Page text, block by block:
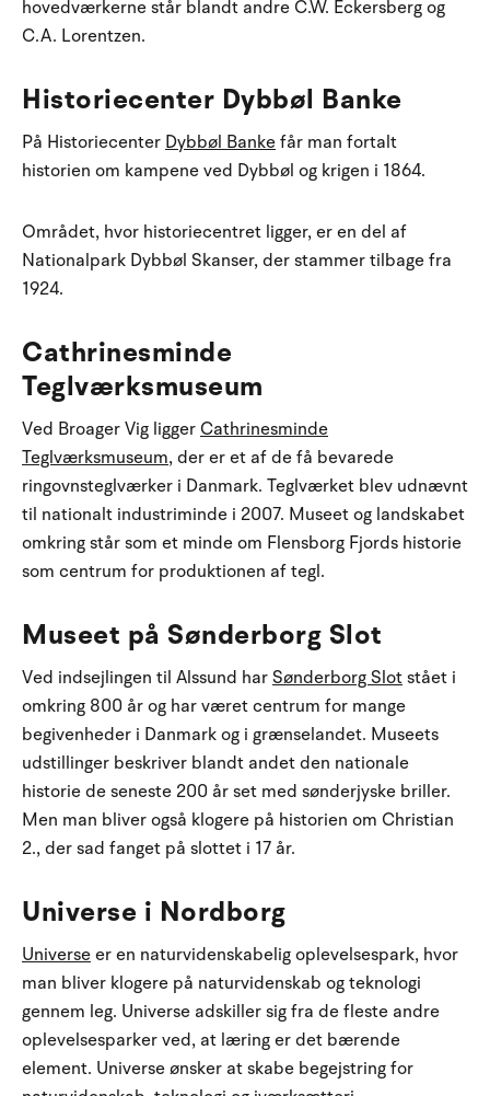
hovedværkerne står blandt andre C.W. Eckersberg og
C.A. Lorentzen.
Historiecenter Dybbøl Banke
På HistoriecenterDybbøl Bankefår man fortalt
historien om kampene ved Dybbøl og krigen i 1864.
Området, hvor historiecentret ligger, er en del af
Nationalpark Dybbøl Skanser, der stammer tilbage fra
1924.
Cathrinesminde
Teglværksmuseum
Ved Broager Vig liggerCathrinesminde
Teglværksmuseum, der er et af de få bevarede
ringovnsteglværker i Danmark. Teglværket blev udnævnt
til nationalt industriminde i 2007. Museet og landskabet
omkring står som et minde om Flensborg Fjords historie
som centrum for produktionen af tegl.
Museet på Sønderborg Slot
Ved indsejlingen til Alssund harSønderborg Slotstået i
omkring 800 år og har været centrum for mange
begivenheder i Danmark og i grænselandet. Museets
udstillinger beskriver blandt andet den nationale
historie de seneste 200 år set med sønderjyske briller.
Men man bliver også klogere på historien om Christian
2., der sad fanget på slottet i 17 år.
Universe i Nordborg
Universeer en naturvidenskabelig oplevelsespark, hvor
man bliver klogere på naturvidenskab og teknologi
gennem leg. Universe adskiller sig fra de fleste andre
oplevelsesparker ved, at læring er det bærende
element. Universe ønsker at skabe begejstring for